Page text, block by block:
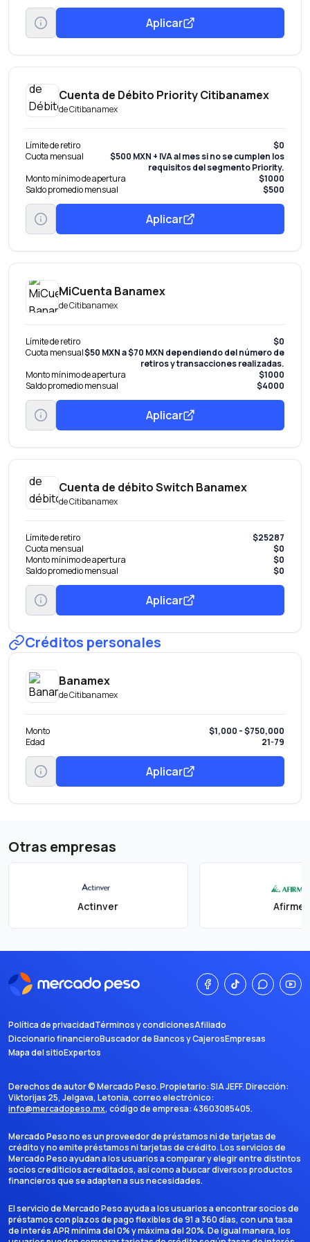
Aplicar
Cuenta de Débito Priority Citibanamex
deCitibanamex
Límite de retiro
$0
Cuota mensual
$500 MXN + IVA al mes si no se cumplen los
requisitos del segmento Priority.
Monto mínimo de apertura
$1000
Saldo promedio mensual
$500
Aplicar
MiCuenta Banamex
deCitibanamex
Límite de retiro
$0
Cuota mensual$50 MXN a $70 MXN dependiendo del número de
retiros y transacciones realizadas.
Monto mínimo de apertura
$1000
Saldo promedio mensual
$4000
Aplicar
Cuenta de débito Switch Banamex
deCitibanamex
Límite de retiro
$25287
Cuota mensual
$0
Monto mínimo de apertura
$0
Saldo promedio mensual
$0
Aplicar
Créditos personales
Banamex
deCitibanamex
Monto
$1,000 - $750,000
Edad
21-79
Aplicar
Otras empresas
Actinver Afirme
Política de privacidadTérminos y condicionesAfiliado
Diccionario financieroBuscador de Bancos y CajerosEmpresas
Mapa del sitioExpertos
Derechos de autor ©Mercado Peso. Propietario:SIA JEFF. Dirección:
Viktorijas 25, Jelgava, Letonia, correo electrónico:
info@mercadopeso.mx, código de empresa: 43603085405.
Mercado Peso no es un proveedor de préstamos ni de tarjetas de
crédito y no emite préstamos ni tarjetas de crédito. Los servicios de
Mercado Peso ayudan a los usuarios a comparar y elegir entre distintos
socios crediticios acreditados, así como a buscar diversos productos
financieros que se adapten a sus necesidades.
El servicio de Mercado Peso ayuda a los usuarios a encontrar socios de
préstamos con plazos de pago flexibles de 91 a 360 días, con una tasa
de interés APR mínima del 0% y máxima del 20%. De igual manera, los